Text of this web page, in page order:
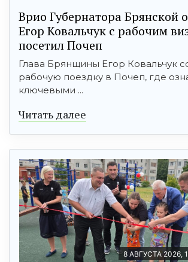
Врио Губернатора Брянской
Егор Ковальчук с рабочим
посетил Почеп
Глава Брянщины Егор Ковальчук
рабочую поездку в Почеп, где
ключевыми ...
Читать далее
8 АВГУСТА 2026,